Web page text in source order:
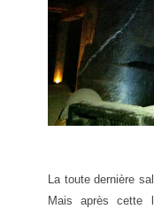
La toute dernière
Mais après cette